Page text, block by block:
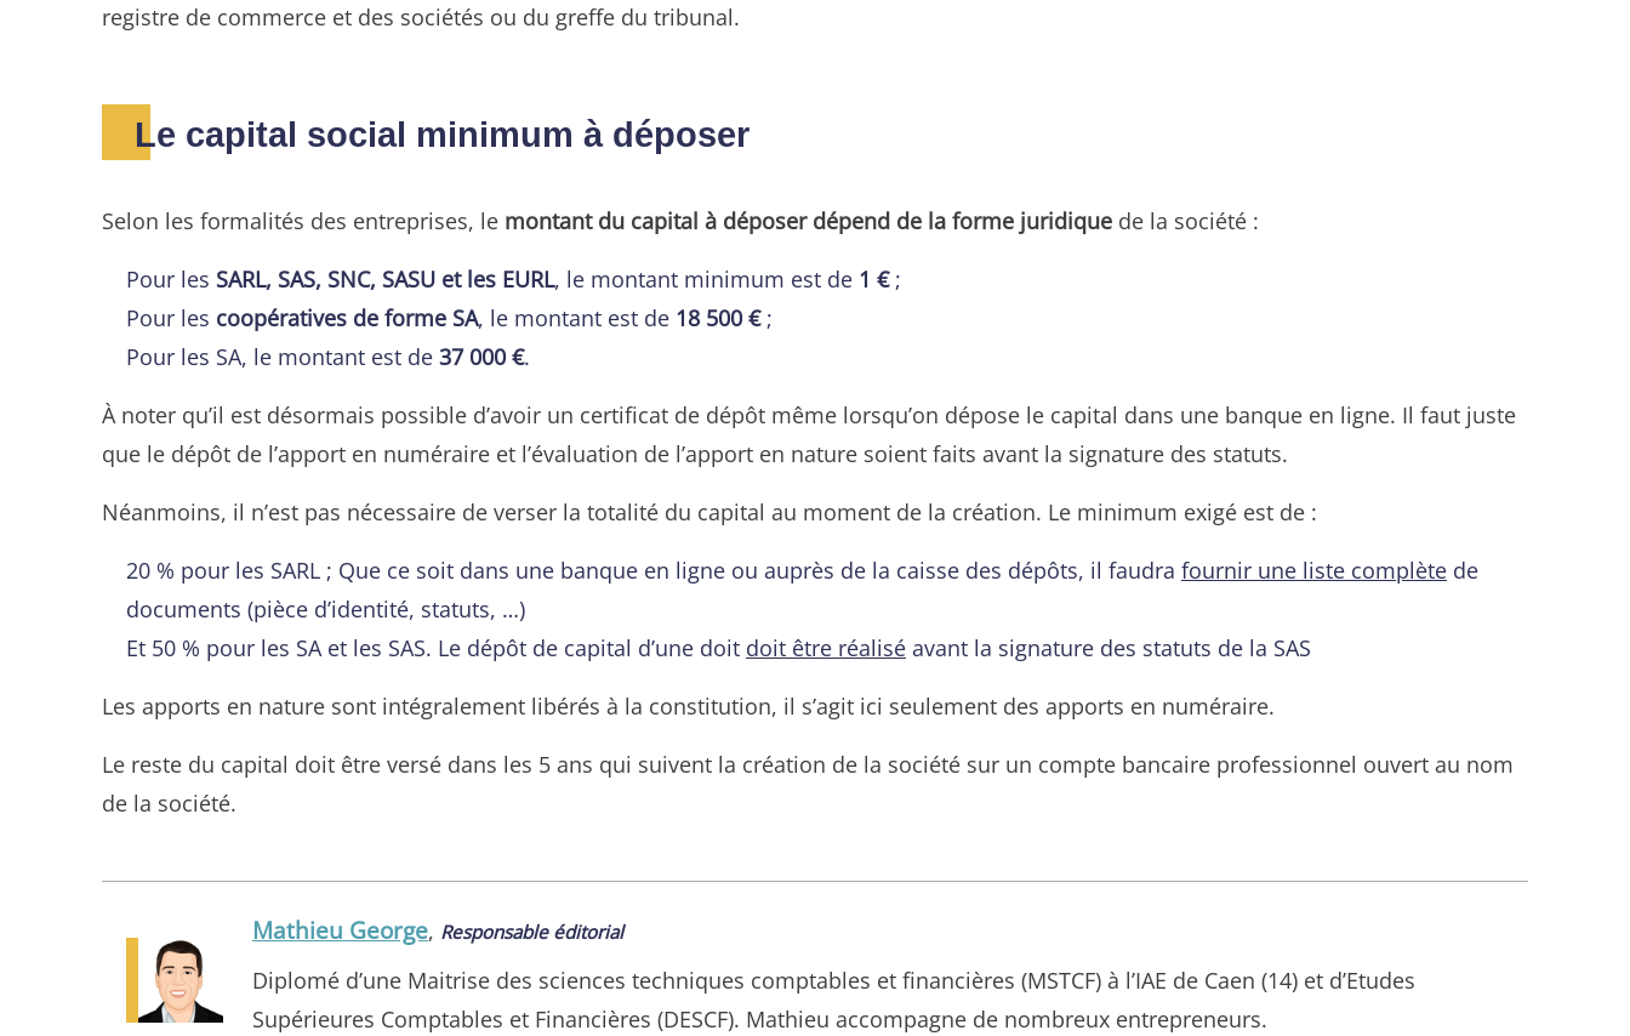
registre de commerce et des sociétés ou du greffe du tribunal.
Le capital social minimum à déposer
Selon les formalités des entreprises, le montant du capital à déposer dépend de la forme juridique de la société :
Pour les SARL, SAS, SNC, SASU et les EURL, le montant minimum est de 1 €;
Pour les coopératives de forme SA, le montant est de 18 500 €;
Pour les SA, le montant est de 37 000 €.
À noter qu’il est désormais possible d’avoir un certificat de dépôt même lorsqu’on dépose le capital dans une banque en ligne. Il faut juste
que le dépôt de l’apport en numéraire et l’évaluation de l’apport en nature soient faits avant la signature des statuts.
Néanmoins, il n’est pas nécessaire de verser la totalité du capital au moment de la création. Le minimum exigé est de :
20 % pour les SARL ; Que ce soit dans une banque en ligne ou auprès de la caisse des dépôts, il faudra fournir une liste complète de
documents (pièce d’identité, statuts, …)
Et 50 % pour les SA et les SAS. Le dépôt de capital d’une doit doit être réalisé avant la signature des statuts de la SAS
Les apports en nature sont intégralement libérés à la constitution, il s’agit ici seulement des apports en numéraire.
Le reste du capital doit être versé dans les 5 ans qui suivent la création de la société sur un compte bancaire professionnel ouvert au nom
de la société.
Mathieu George, Responsable éditorial
Diplomé d’une Maitrise des sciences techniques comptables et financières (MSTCF) à l’IAE de Caen (14) et d’Etudes
Supérieures Comptables et Financières (DESCF). Mathieu accompagne de nombreux entrepreneurs.